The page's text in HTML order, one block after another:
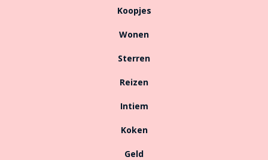
Koopjes
Wonen
Sterren
Reizen
Intiem
Koken
Geld